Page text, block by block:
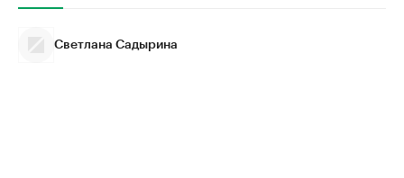
Светлана Садырина